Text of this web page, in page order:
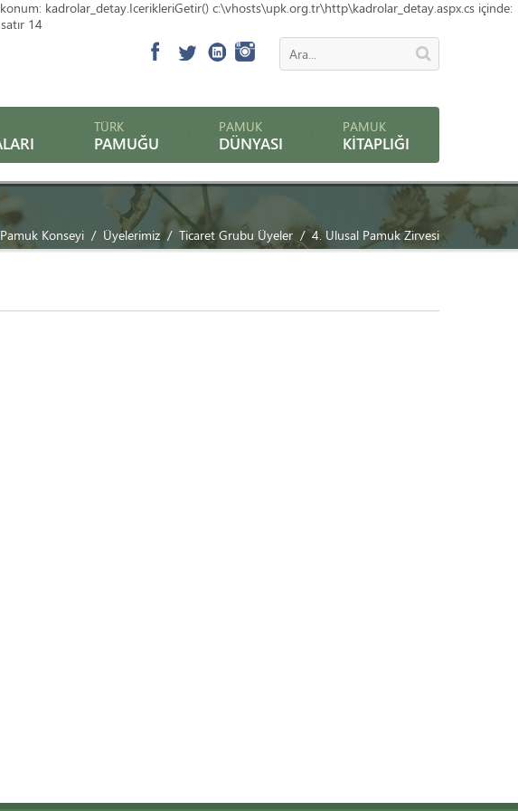
kadrolar_detay.IcerikleriGetir() c:\vhosts\upk.org.tr\http\kadrolar_detay.aspx.cs içinde:
14
TÜRK
PAMUĞU
PAMUK
DÜNYASI
PAMUK
KITAPLIĞI
Pamuk Konseyi Üyelerimiz Ticaret Grubu Üyeler 4. Ulusal Pamuk Zirvesi